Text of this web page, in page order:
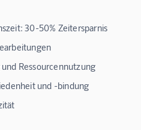
30-50% Zeitersparnis
Ressourcennutzung
und -bindung